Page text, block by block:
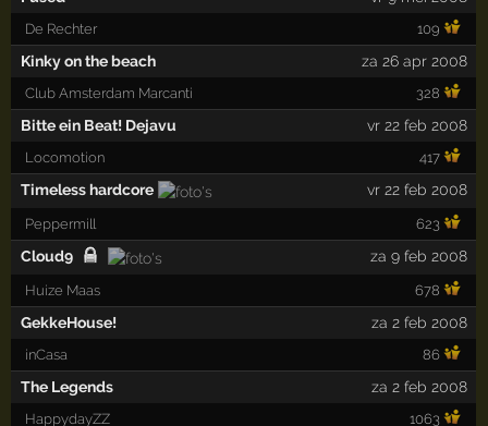
De Rechter 109
Kinky on the beach za 26 apr 2008
Club Amsterdam Marcanti 328
Bitte ein Beat! Dejavu vr 22 feb 2008
Locomotion 417
Timeless hardcore vr 22 feb 2008
Peppermill 623
Cloud9 za 9 feb 2008
Huize Maas 678
GekkeHouse! za 2 feb 2008
inCasa 86
The Legends za 2 feb 2008
HappydayZZ 1063